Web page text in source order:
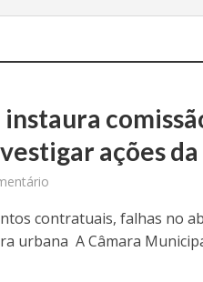
ações da
contratuais, falhas no
urbana A Câmara